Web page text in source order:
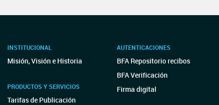
INSTITUCIONAL
Misión, Visión e Historia
PRODUCTOS Y SERVICIOS
Tarifas de Publicación
AUTENTICACIONES
BFA Repositorio recibos
BFA Verificación
Firma digital